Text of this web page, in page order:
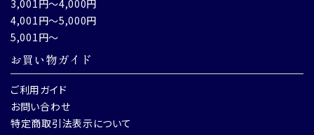
3,001円～4,000円
4,001円～5,000円
5,001円～
お買い物ガイド
ご利用ガイド
お問い合わせ
特定商取引法表示について